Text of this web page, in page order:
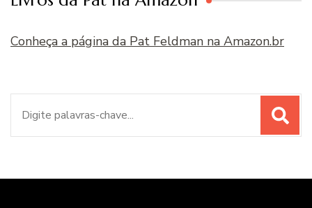
Conheça a página da Pat Feldman na Amazon.br